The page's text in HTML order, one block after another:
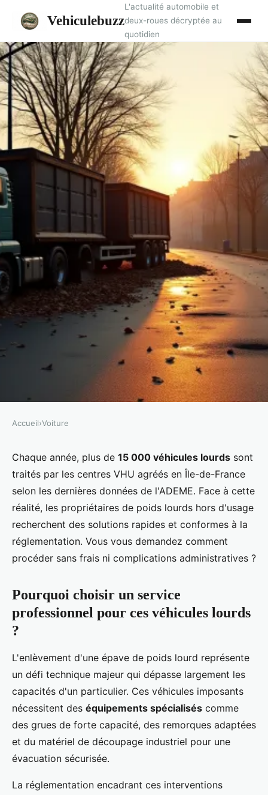
Vehiculebuzz
L'actualité automobile et
deux-roues décryptée au
quotidien
Enlèvement gratuit d'épaves
poids lourd en Île-de-France
Émeline •15/05/2026 11:37 •8 min de lecture
Accueil›Voiture
Chaque année, plus de 15 000 véhicules lourds sont
traités par les centres VHU agréés en Île-de-France
selon les dernières données de l'ADEME. Face à cette
réalité, les propriétaires de poids lourds hors d'usage
recherchent des solutions rapides et conformes à la
réglementation. Vous vous demandez comment
procéder sans frais ni complications administratives ?
Pourquoi choisir un service
professionnel pour ces véhicules lourds
?
L'enlèvement d'une épave de poids lourd représente
un défi technique majeur qui dépasse largement les
capacités d'un particulier. Ces véhicules imposants
nécessitent des équipements spécialisés comme
des grues de forte capacité, des remorques adaptées
et du matériel de découpage industriel pour une
évacuation sécurisée.
La réglementation encadrant ces interventions